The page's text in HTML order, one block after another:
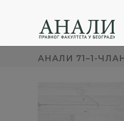
АНАЛИ 71–1-